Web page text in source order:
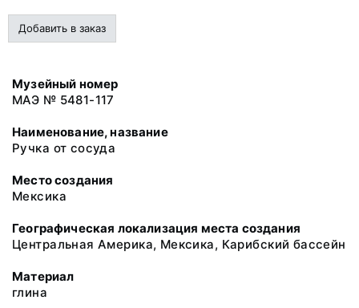
Добавить в заказ
Музейный номер
МАЭ № 5481-117
Наименование, название
Ручка от сосуда
Место создания
Мексика
Географическая локализация места создания
Центральная Америка, Мексика, Карибский бассейн
Материал
глина